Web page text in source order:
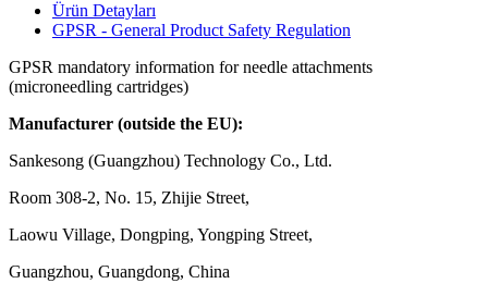
Ürün Detayları
GPSR - General Product Safety Regulation
GPSR mandatory information for needle attachments
(microneedling cartridges)
Manufacturer (outside the EU):
Sankesong (Guangzhou) Technology Co., Ltd.
Room 308-2, No. 15, Zhijie Street,
Laowu Village, Dongping, Yongping Street,
Guangzhou, Guangdong, China